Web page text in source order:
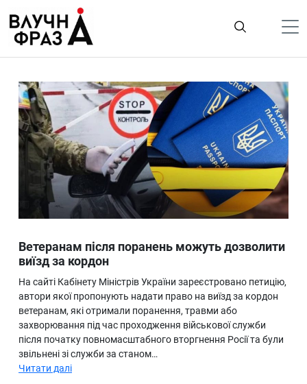
содержимому
Гроші
Життя
Лайфстайл
ТехноНаука
Людина
Ukraine
Про нас
Ветеранам після поранень можуть дозволити
виїзд за кордон
На сайті Кабінету Міністрів України зареєстровано петицію,
автори якої пропонують надати право на виїзд за кордон
ветеранам, які отримали поранення, травми або
захворювання під час проходження військової служби
після початку повномасштабного вторгнення Росії та були
звільнені зі служби за станом…
Читати далі